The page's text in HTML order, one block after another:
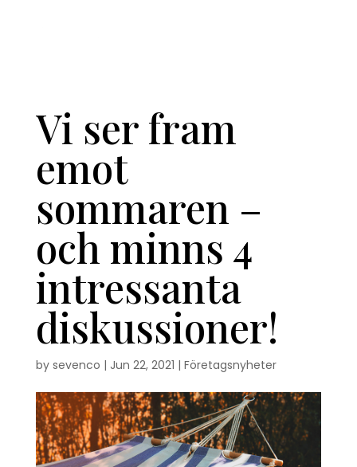
Vi ser fram
emot
sommaren –
och minns 4
intressanta
diskussioner!
by sevenco | Jun 22, 2021 | Företagsnyheter